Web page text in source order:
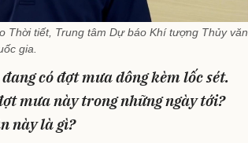
Thời tiết, Trung tâm Dự báo Khí tượng Thủy văn
gia.
có đợt mưa dông kèm lốc sét.
mưa này trong những ngày tới?
này là gì?